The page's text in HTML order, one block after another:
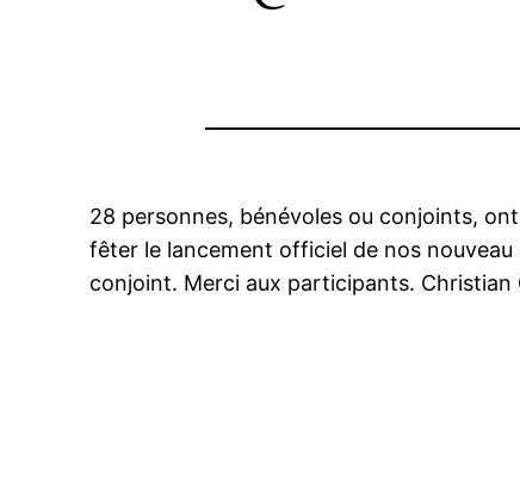
28 personnes, bénévoles ou conjoints,
fêter le lancement officiel de nos nouveau
conjoint. Merci aux participants. Christian